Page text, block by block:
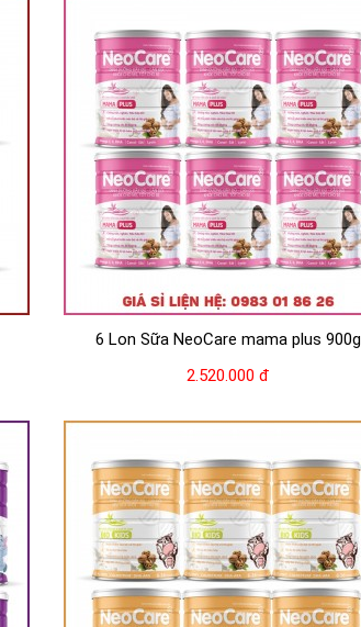
6 Lon Sữa NeoCare mama plus 900g
2.520.000 đ